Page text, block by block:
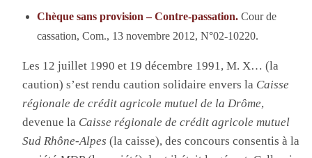
Chèque sans provision – Contre-passation. Cour de
cassation, Com., 13 novembre 2012, N°02-10220.
Les 12 juillet 1990 et 19 décembre 1991, M. X… (la
caution) s’est rendu caution solidaire envers la Caisse
régionale de crédit agricole mutuel de la Drôme,
devenue la Caisse régionale de crédit agricole mutuel
Sud Rhône-Alpes (la caisse), des concours consentis à la